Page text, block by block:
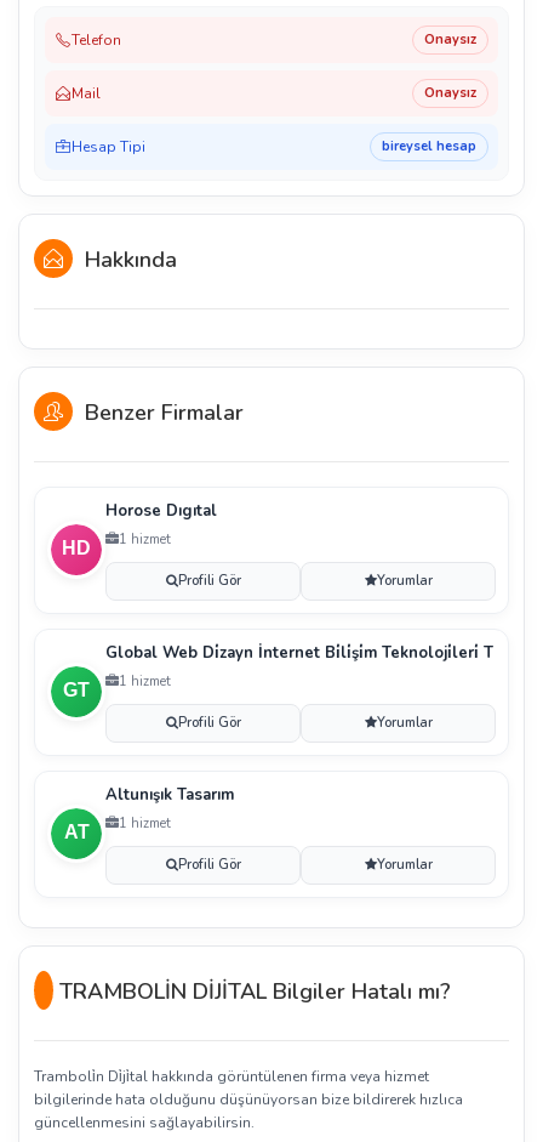
Telefon Onaysız
Mail Onaysız
Hesap Tipi bireysel hesap
Hakkında
Benzer Firmalar
Horose Dıgıtal
1 hizmet
Profili Gör Yorumlar
Global Web Di̇zayn İnternet Bi̇li̇şi̇m Teknoloji̇leri̇ T
1 hizmet
Profili Gör Yorumlar
Altunışık Tasarım
1 hizmet
Profili Gör Yorumlar
TRAMBOLİN DİJİTAL Bilgiler Hatalı mı?
Tramboli̇n Di̇ji̇tal hakkında görüntülenen firma veya hizmet
bilgilerinde hata olduğunu düşünüyorsan bize bildirerek hızlıca
güncellenmesini sağlayabilirsin.